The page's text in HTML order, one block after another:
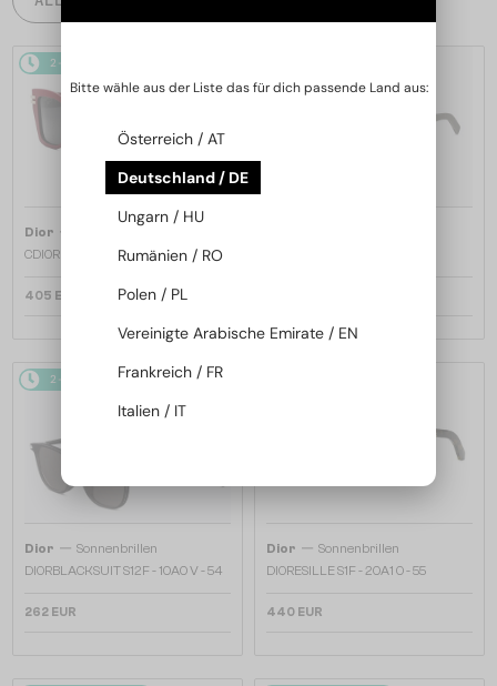
2-4 WERKTAGE
Dior —
CDIOR S1F - 35A0 D - 56
405 EUR
2-4 WERKTAGE
Dior — Sonnenbrillen
DIORBLACKSUIT S12F - 10A0 V - 54
262 EUR
Dior — Sonnenbrillen
DIORESILLE S1F - 20A1 O - 55
440 EUR
Bitte wähle aus der Liste das für dich passende Land aus:
Österreich / AT
Deutschland / DE
Ungarn / HU
Rumänien / RO
Polen / PL
Vereinigte Arabische Emirate / EN
Frankreich / FR
Italien / IT